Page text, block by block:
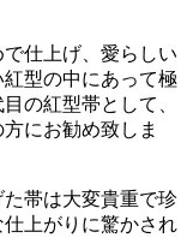
仕上げ、愛らしい
型の中にあって極
の紅型帯として、
にお勧め致しま
帯は大変貴重で珍
上がりに驚かされ